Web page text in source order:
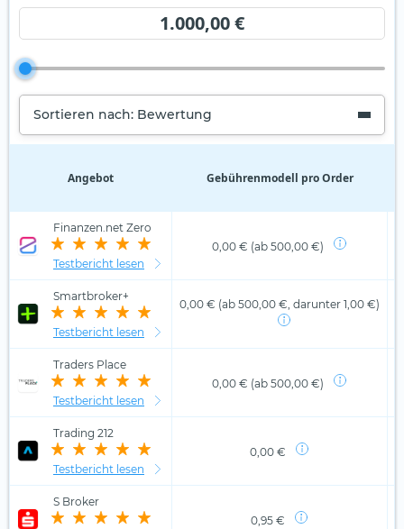
1.000,00 €
Sortieren nach: Bewertung
Angebot Gebührenmodell pro Order
Finanzen.net Zero
Testbericht lesen
0,00 € (ab 500,00 €)
Smartbroker+
Testbericht lesen
0,00 € (ab 500,00 €, darunter 1,00 €)
Traders Place
Testbericht lesen
0,00 € (ab 500,00 €)
Trading 212
Testbericht lesen
0,00 €
S Broker
0,95 €